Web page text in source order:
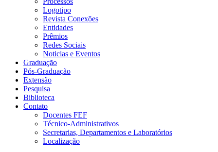
Logotipo
Revista Conexões
Entidades
Prêmios
Redes Sociais
Noticias e Eventos
Graduação
Pós-Graduação
Extensão
Pesquisa
Biblioteca
Contato
Docentes FEF
Técnico-Administrativos
Secretarias, Departamentos e Laboratórios
Localização